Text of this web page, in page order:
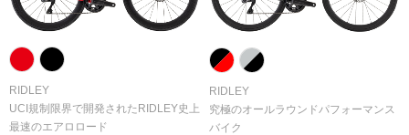
RIDLEY
UCI規制限界で開発されたRIDLEY史上
最速のエアロロード
RIDLEY
究極のオールラウンドパフォーマンス
バイク